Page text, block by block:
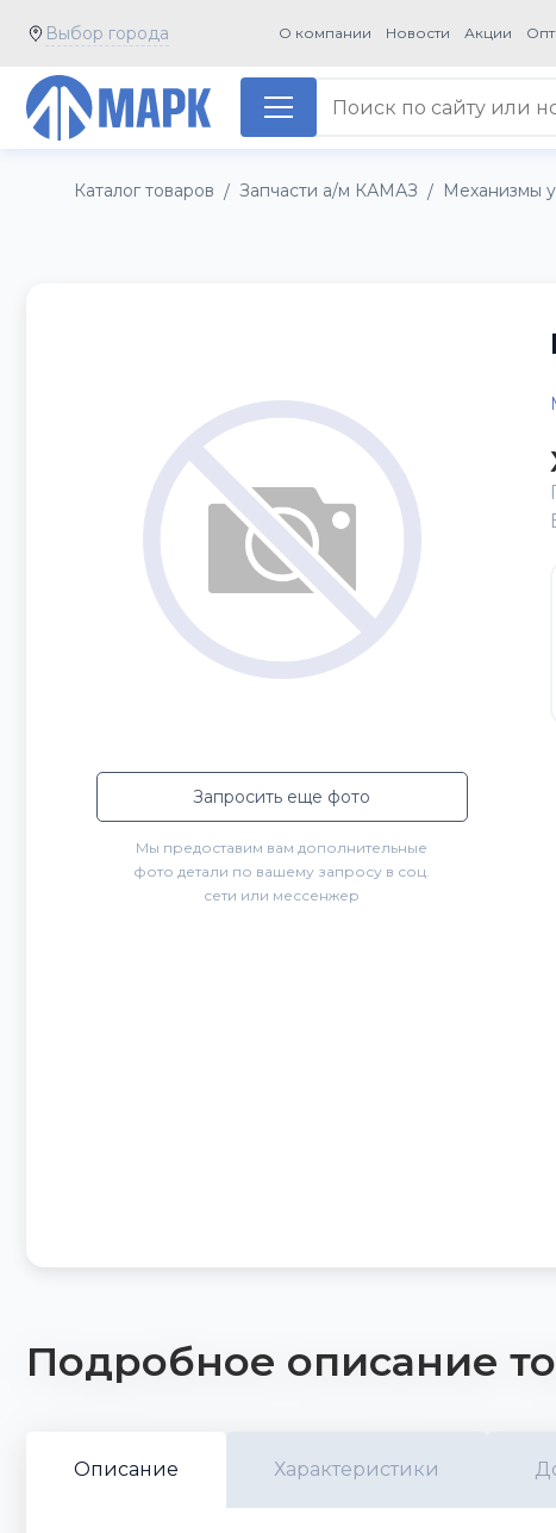
Выбор города О компании Новости Акции
Каталог товаров / Запчасти а/м КАМАЗ / Механизмы
Запросить еще фото
Мы предоставим вам дополнительные
фото детали по вашему запросу в соц.
сети или мессенжер
Подробное описание
Описание Характеристики